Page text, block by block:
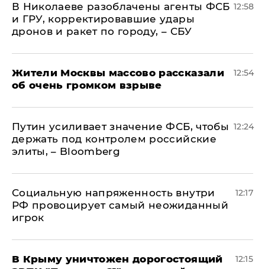
В Николаеве разоблачены агенты ФСБ
и ГРУ, корректировавшие удары
дронов и ракет по городу, – СБУ
12:58
Жители Москвы массово рассказали
об очень громком взрыве
12:54
Путин усиливает значение ФСБ, чтобы
держать под контролем российские
элиты, – Bloomberg
12:24
Социальную напряженность внутри
РФ провоцирует самый неожиданный
игрок
12:17
В Крыму уничтожен дорогостоящий
12:15